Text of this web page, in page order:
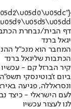
דף הבית/נבחרת
יגאל ברנד
המחבר הוא מנכ"ל
הכתבות שליגאל ברנד
קיר הברזל קם -
ונסראללה, פגיעה
לעם הישראלי - כיצד
לנו לעצור עכשיו